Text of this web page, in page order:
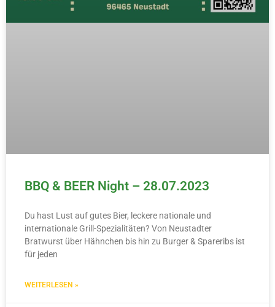
BBQ & BEER Night – 28.07.2023
Du hast Lust auf gutes Bier, leckere nationale und
internationale Grill-Spezialitäten? Von Neustadter
Bratwurst über Hähnchen bis hin zu Burger & Spareribs ist
für jeden
WEITERLESEN »